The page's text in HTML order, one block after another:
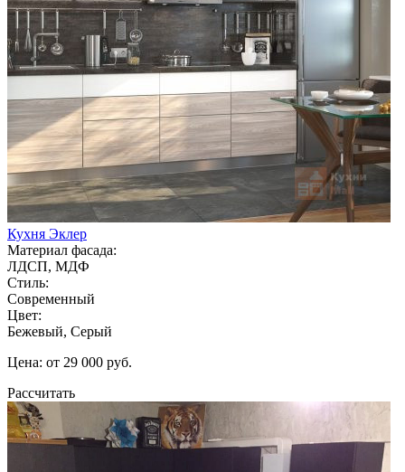
Кухня Эклер
Материал фасада:
ЛДСП, МДФ
Стиль:
Современный
Цвет:
Бежевый, Серый
Цена: от 29 000 руб.
Рассчитать